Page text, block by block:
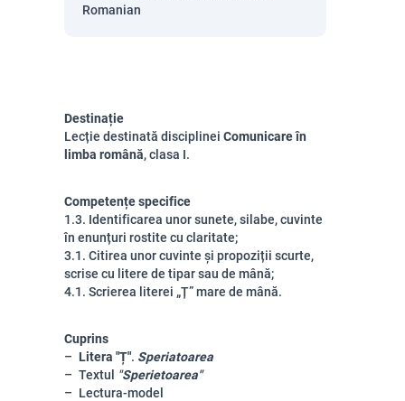
Romanian
Destinație
Lecție destinată disciplinei Comunicare în
limba română, clasa I.
Competențe specifice
1.3. Identificarea unor sunete, silabe, cuvinte
în enunțuri rostite cu claritate;
3.1. Citirea unor cuvinte și propoziții scurte,
scrise cu litere de tipar sau de mână;
4.1. Scrierea literei „Ț” mare de mână.
Cuprins
Litera "Ț". Speriatoarea
Textul
"Sperietoarea"
Lectura-model